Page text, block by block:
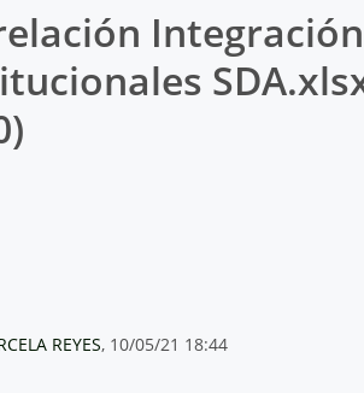
Integración
REYES, 10/05/21 18:44